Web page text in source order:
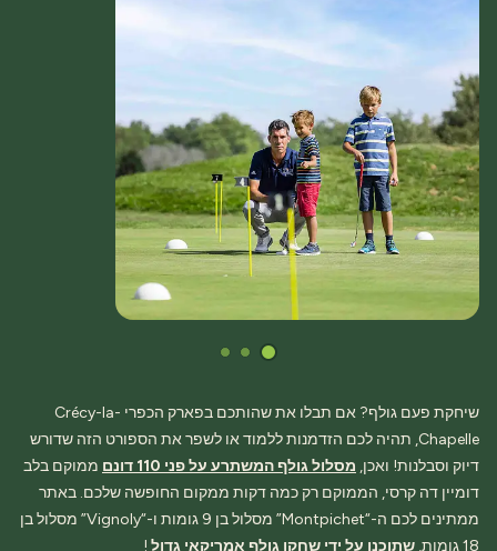
שיחקת פעם גולף? אם תבלו את שהותכם בפארק הכפרי Crécy-la-
Chapelle, תהיה לכם הזדמנות ללמוד או לשפר את הספורט הזה שדורש
דיוק וסבלנות! ואכן, מסלול גולף המשתרע על פני 110 דונם
ממוקם בלב
דומיין דה קרסי, הממוקם רק כמה דקות ממקום החופשה שלכם. באתר
ממתינים לכם ה-“Montpichet” מסלול בן 9 גומות ו-“Vignoly” מסלול בן
18 גומות,
שתוכנן על ידי שחקן גולף אמריקאי גדול !